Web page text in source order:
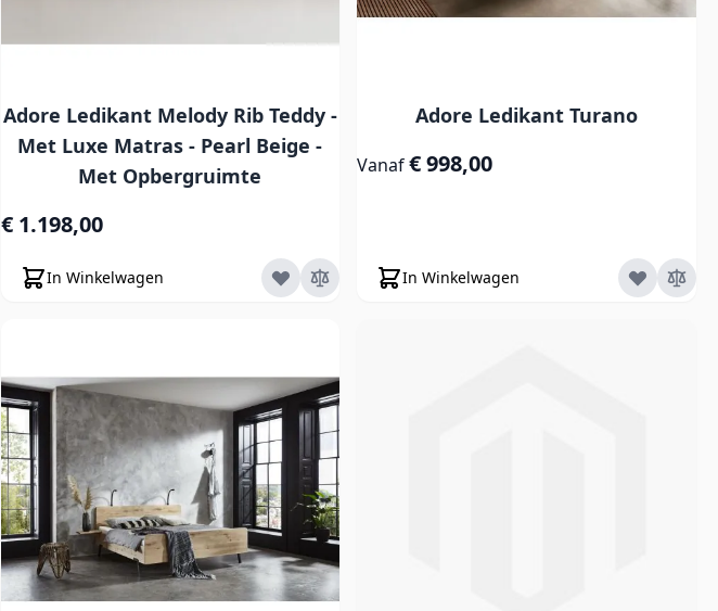
Adore Ledikant Melody Rib Teddy -
Met Luxe Matras - Pearl Beige -
Met Opbergruimte
€ 1.198,00
In Winkelwagen
Adore Ledikant Turano
Vanaf€ 998,00
In Winkelwagen